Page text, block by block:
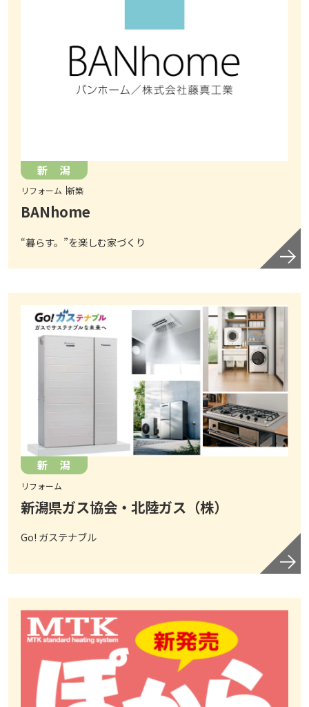
新 潟
リフォーム 新築
BANhome
“暮らす。”を楽しむ家づくり
新 潟
リフォーム
新潟県ガス協会・北陸ガス（株）
Go! ガステナブル